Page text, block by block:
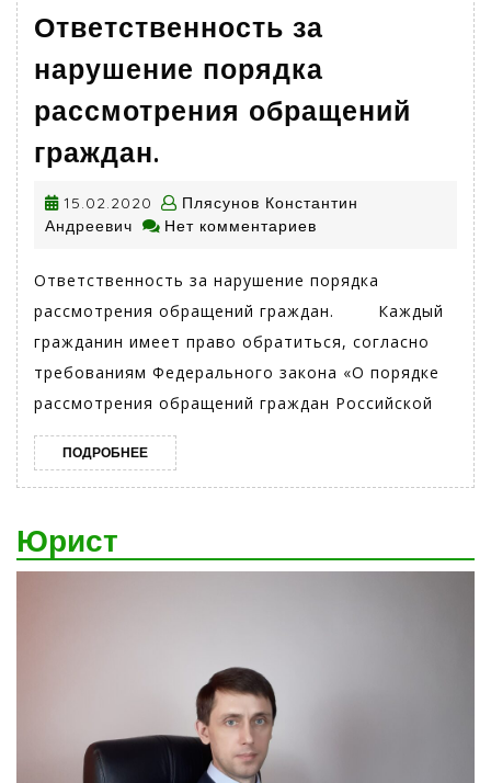
Ответственность за
нарушение порядка
рассмотрения обращений
граждан.
нарушение
порядка
рассмотрения
обращений
граждан.
15.02.2020 15.02.2020
Плясунов Константин
Андреевич Плясунов
Нет комментариев
Ответственность за нарушение порядка
рассмотрения обращений граждан. Каждый
гражданин имеет право обратиться, согласно
требованиям Федерального закона «О порядке
рассмотрения обращений граждан Российской
ПОДРОБНЕЕПОДРОБНЕЕ
Юрист